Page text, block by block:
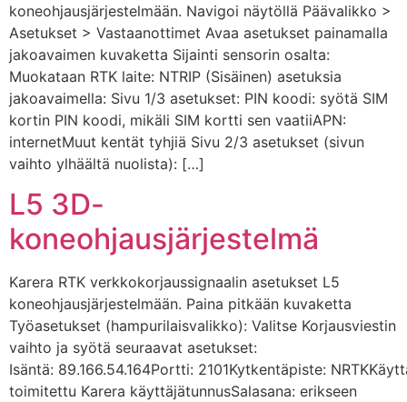
koneohjausjärjestelmään. Navigoi näytöllä Päävalikko >
Asetukset > Vastaanottimet Avaa asetukset painamalla
jakoavaimen kuvaketta Sijainti sensorin osalta:
Muokataan RTK laite: NTRIP (Sisäinen) asetuksia
jakoavaimella: Sivu 1/3 asetukset: PIN koodi: syötä SIM
kortin PIN koodi, mikäli SIM kortti sen vaatiiAPN:
internetMuut kentät tyhjiä Sivu 2/3 asetukset (sivun
vaihto ylhäältä nuolista): […]
L5 3D-
koneohjausjärjestelmä
Karera RTK verkkokorjaussignaalin asetukset L5
koneohjausjärjestelmään. Paina pitkään kuvaketta
Työasetukset (hampurilaisvalikko): Valitse Korjausviestin
vaihto ja syötä seuraavat asetukset:
Isäntä: 89.166.54.164Portti: 2101Kytkentäpiste:
toimitettu Karera käyttäjätunnusSalasana: erikseen